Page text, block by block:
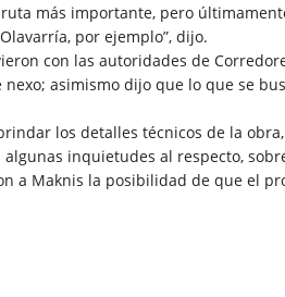
más importante, pero
por ejemplo”, dijo.
con las autoridades de
asimismo dijo que lo que se
los detalles técnicos de la
inquietudes al respecto,
a Maknis la posibilidad de que el